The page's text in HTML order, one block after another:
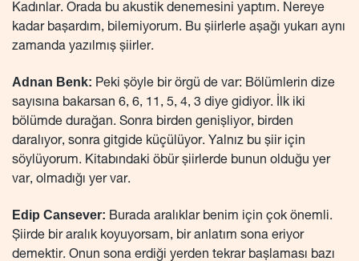
Kadınlar. Orada bu akustik denemesini yaptım. Nereye
kadar başardım, bilemiyorum. Bu şiirlerle aşağı yukarı aynı
zamanda yazılmış şiirler.
Adnan Benk: Peki şöyle bir örgü de var: Bölümlerin dize
sayısına bakarsan 6, 6, 11, 5, 4, 3 diye gidiyor. İlk iki
bölümde durağan. Sonra birden genişliyor, birden
daralıyor, sonra gitgide küçülüyor. Yalnız bu şiir için
söylüyorum. Kitabındaki öbür şiirlerde bunun olduğu yer
var, olmadığı yer var.
Edip Cansever: Burada aralıklar benim için çok önemli.
Şiirde bir aralık koyuyorsam, bir anlatım sona eriyor
demektir. Onun sona erdiği yerden tekrar başlaması bazı